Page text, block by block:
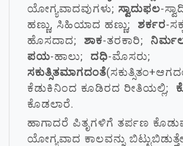
ಯೋಗ್ಯವಾದವುಗಳು; ಸ್ವಾದುಫಲ-
ಹಣ್ಣು, ಸಿಹಿಯಾದ ಹಣ್ಣು; ಶರ್ಕರ-
ಹೊಸದಾದ; ಶಾಕ-ತರಕಾರಿ;
ಪಯ-ಹಾಲು; ದಧಿ-ಮೊಸರು;
ಸಕುತ್ಸಿತಮಾಗದಂತೆ
ಕೆಡುಕಿನಿಂದ ಕೂಡಿರದ ರೀತಿಯಲ್ಲಿ;
ಕೊಡಲಾರೆ.
ಹಾಗಾದರೆ ಪಿತೃಗಳಿಗೆ ತರ್ಪಣ
ಯೋಗ್ಯವಾದ ಕಾಲವನ್ನು